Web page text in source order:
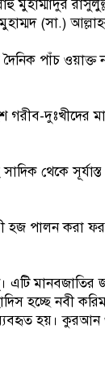
মুহাম্মাদুর
(সা.)
পাঁচ
গরীব-
থেকে সূর্যাস্ত
হজ পালন করা
মানবজাতির
হাদিস হচ্ছে
হয়। কুরআন